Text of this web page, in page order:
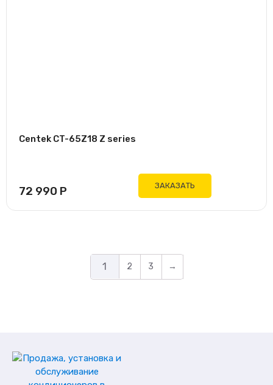
Centek CT-65Z18 Z series
72 990 Р ЗАКАЗАТЬ
1 2 3 →